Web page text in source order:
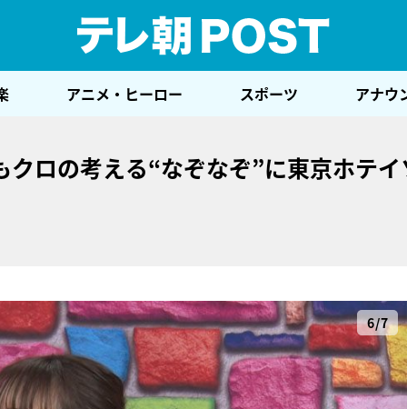
アニメ・ヒーロー スポーツ アナウ
ロの考える“なぞなぞ”に東京ホテイ
6/7